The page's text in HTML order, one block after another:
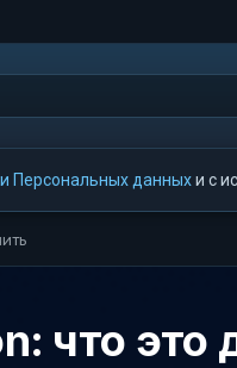
Персональных данныхи с
что это